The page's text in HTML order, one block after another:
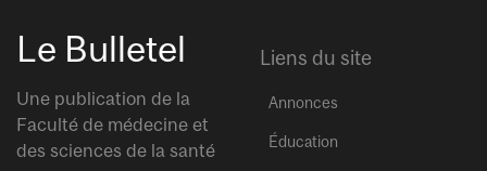
Le Bulletel
Une publication de la
Faculté de médecine et
des sciences de la santé
Liens du site
Annonces
Éducation